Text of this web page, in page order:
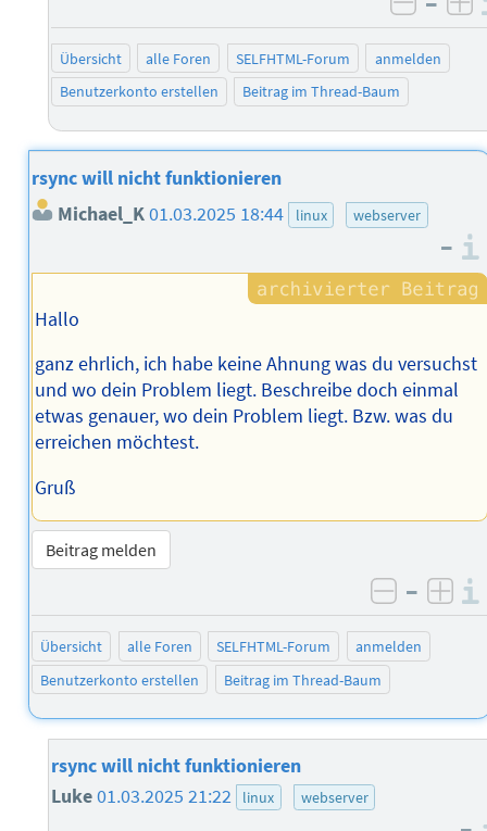
Übersicht alle Foren SELFHTML-Forum
anmelden
Benutzerkonto erstellen
Beitrag im Thread-Baum
rsync will nicht funktionieren
Michael_K01.03.2025 18:44 linux webserver
–
Hallo
ganz ehrlich, ich habe keine Ahnung was du versuchst
und wo dein Problem liegt. Beschreibe doch einmal
etwas genauer, wo dein Problem liegt. Bzw. was du
erreichen möchtest.
Gruß
Beitrag melden
negativ
–
Übersicht alle Foren SELFHTML-Forum
anmelden
Benutzerkonto erstellen
Beitrag im Thread-Baum
rsync will nicht funktionieren
Luke01.03.2025 21:22 linux webserver